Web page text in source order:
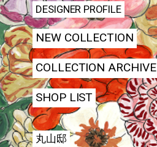
DESIGNER PROFILE
NEW COLLECTION
COLLECTION ARCHIVE
SHOP LIST
丸山邸